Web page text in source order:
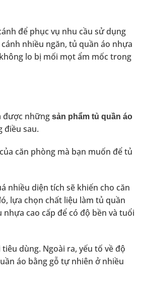
để phục vụ nhu cầu sử dụng
nhiều ngăn, tủ quần áo nhựa
lo bị mối mọt ẩm mốc trong
được những sản phẩm tủ quần áo
điều sau.
căn phòng mà bạn muốn để tủ
nhiều diện tích sẽ khiến cho căn
lựa chọn chất liệu làm tủ quần
cao cấp để có độ bền và tuổi
dùng. Ngoài ra, yếu tố về độ
áo bằng gỗ tự nhiên ở nhiều